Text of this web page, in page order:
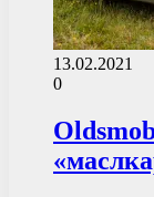
13.02.2021
0